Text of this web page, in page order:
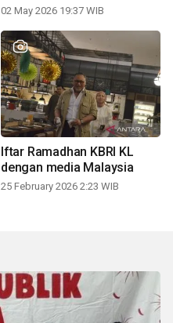
02 May 2026 19:37 WIB
Iftar Ramadhan KBRI KL
dengan media Malaysia
25 February 2026 2:23 WIB